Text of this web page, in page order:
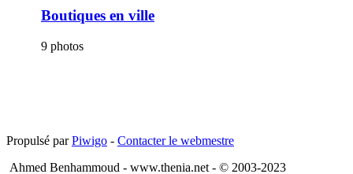
Boutiques en ville
9 photos
Propulsé parPiwigo - Contacter le webmestre
Ahmed Benhammoud - www.thenia.net - © 2003-2023